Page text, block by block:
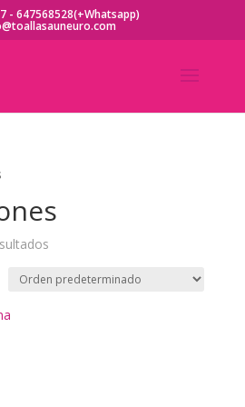
- 647568528(+Whatsapp)